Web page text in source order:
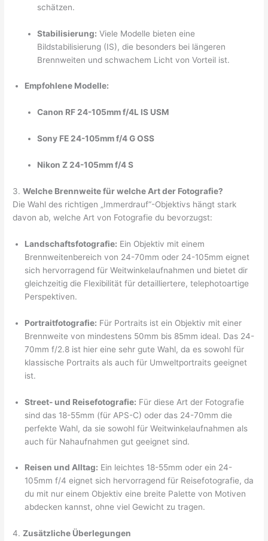
schätzen.
Stabilisierung: Viele Modelle bieten eine
Bildstabilisierung (IS), die besonders bei längeren
Brennweiten und schwachem Licht von Vorteil ist.
Empfohlene Modelle:
Canon RF 24-105mm f/4L IS USM
Sony FE 24-105mm f/4 G OSS
Nikon Z 24-105mm f/4 S
3.Welche Brennweite für welche Art der Fotografie?
Die Wahl des richtigen „Immerdrauf“-Objektivs hängt stark
davon ab, welche Art von Fotografie du bevorzugst:
Landschaftsfotografie: Ein Objektiv mit einem
Brennweitenbereich von 24-70mm oder 24-105mm eignet
sich hervorragend für Weitwinkelaufnahmen und bietet dir
gleichzeitig die Flexibilität für detailliertere, telephotoartige
Perspektiven.
Portraitfotografie: Für Portraits ist ein Objektiv mit einer
Brennweite von mindestens 50mm bis 85mm ideal. Das 24-
70mm f/2.8 ist hier eine sehr gute Wahl, da es sowohl für
klassische Portraits als auch für Umweltportraits geeignet
ist.
Street- und Reisefotografie: Für diese Art der Fotografie
sind das 18-55mm (für APS-C) oder das 24-70mm die
perfekte Wahl, da sie sowohl für Weitwinkelaufnahmen als
auch für Nahaufnahmen gut geeignet sind.
Reisen und Alltag: Ein leichtes 18-55mm oder ein 24-
105mm f/4 eignet sich hervorragend für Reisefotografie, da
du mit nur einem Objektiv eine breite Palette von Motiven
abdecken kannst, ohne viel Gewicht zu tragen.
4.Zusätzliche Überlegungen